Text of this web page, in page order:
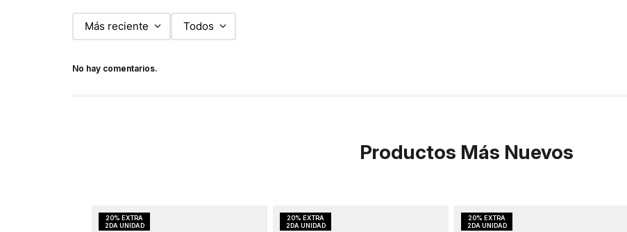
Más reciente Todos
No hay comentarios.
Productos Más Nuevos